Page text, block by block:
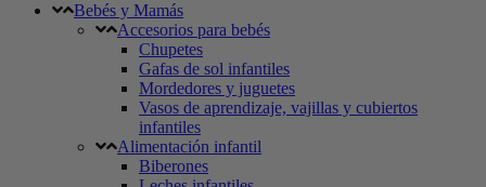
Bebés y Mamás
Accesorios para bebés
Chupetes
Gafas de sol infantiles
Mordedores y juguetes
Vasos de aprendizaje, vajillas y cubiertos
infantiles
Alimentación infantil
Biberones